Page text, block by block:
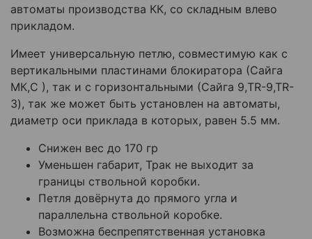
автоматы производства КК, со складным влево
прикладом.
Имеет универсальную петлю, совместимую как с
вертикальными пластинами блокиратора (Сайга
МК,С ), так и с горизонтальными (Сайга 9,TR-9,TR-
3), так же может быть установлен на автоматы,
диаметр оси приклада в которых, равен 5.5 мм.
Снижен вес до 170 гр
Уменьшен габарит, Трак не выходит за
границы ствольной коробки.
Петля довёрнута до прямого угла и
параллельна ствольной коробке.
Возможна беспрепятственная установка